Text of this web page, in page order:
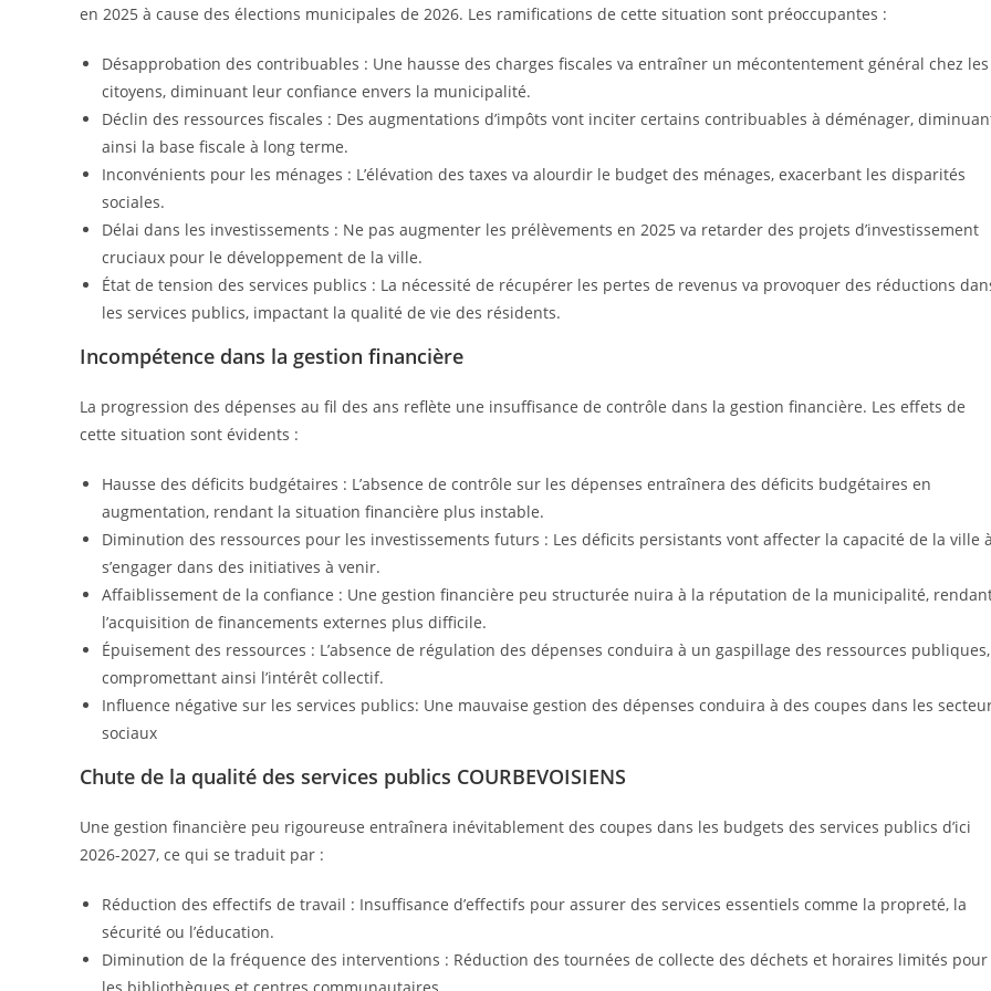
en 2025 à cause des élections municipales de 2026. Les ramifications de cette situation sont préoccupantes :
Désapprobation des contribuables : Une hausse des charges fiscales va entraîner un mécontentement général chez les
citoyens, diminuant leur confiance envers la municipalité.
Déclin des ressources fiscales : Des augmentations d’impôts vont inciter certains contribuables à déménager,
ainsi la base fiscale à long terme.
Inconvénients pour les ménages : L’élévation des taxes va alourdir le budget des ménages, exacerbant les disparités
sociales.
Délai dans les investissements : Ne pas augmenter les prélèvements en 2025 va retarder des projets d’investissement
cruciaux pour le développement de la ville.
État de tension des services publics : La nécessité de récupérer les pertes de revenus va provoquer des réductions
les services publics, impactant la qualité de vie des résidents.
Incompétence dans la gestion financière
La progression des dépenses au fil des ans reflète une insuffisance de contrôle dans la gestion financière. Les effets de
cette situation sont évidents :
Hausse des déficits budgétaires : L’absence de contrôle sur les dépenses entraînera des déficits budgétaires en
augmentation, rendant la situation financière plus instable.
Diminution des ressources pour les investissements futurs : Les déficits persistants vont affecter la capacité de la ville
s’engager dans des initiatives à venir.
Affaiblissement de la confiance : Une gestion financière peu structurée nuira à la réputation de la municipalité,
l’acquisition de financements externes plus difficile.
Épuisement des ressources : L’absence de régulation des dépenses conduira à un gaspillage des ressources publiques,
compromettant ainsi l’intérêt collectif.
Influence négative sur les services publics: Une mauvaise gestion des dépenses conduira à des coupes dans les
sociaux
Chute de la qualité des services publics COURBEVOISIENS
Une gestion financière peu rigoureuse entraînera inévitablement des coupes dans les budgets des services publics d’ici
2026-2027, ce qui se traduit par :
Réduction des effectifs de travail : Insuffisance d’effectifs pour assurer des services essentiels comme la propreté, la
sécurité ou l’éducation.
Diminution de la fréquence des interventions : Réduction des tournées de collecte des déchets et horaires limités pour